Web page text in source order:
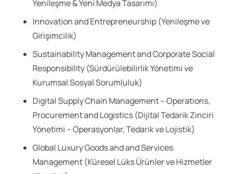
Yenileşme & Yeni Medya Tasarımı)
Innovation and Entrepreneurship (Yenileşme ve
Girişimcilik)
Sustainability Management and Corporate Social
Responsibility (Sürdürülebilirlik Yönetimi ve
Kurumsal Sosyal Sorumluluk)
Digital Supply Chain Management – Operations,
Procurement and Logistics (Dijital Tedarik Zinciri
Yönetimi – Operasyonlar, Tedarik ve Lojistik)
Global Luxury Goods and and Services
Management (Küresel Lüks Ürünler ve Hizmetler